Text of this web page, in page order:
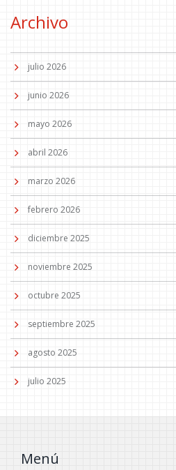
Archivo
julio 2026
junio 2026
mayo 2026
abril 2026
marzo 2026
febrero 2026
diciembre 2025
noviembre 2025
octubre 2025
septiembre 2025
agosto 2025
julio 2025
Menú